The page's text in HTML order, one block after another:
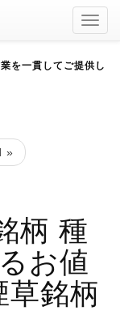
を一貫してご提供し
»
柄 種
お値
銘柄